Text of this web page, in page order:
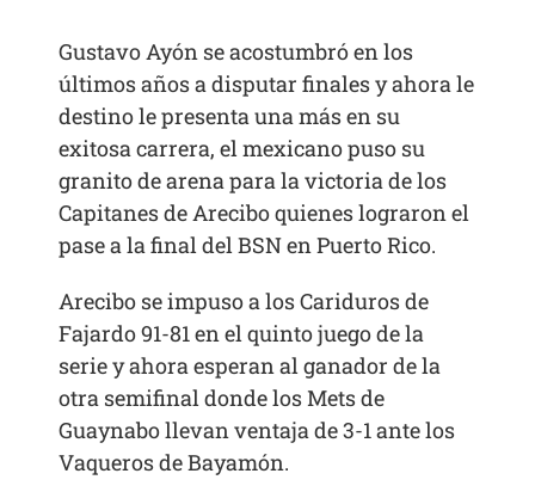
Gustavo Ayón se acostumbró en los
últimos años a disputar finales y ahora le
destino le presenta una más en su
exitosa carrera, el mexicano puso su
granito de arena para la victoria de los
Capitanes de Arecibo quienes lograron el
pase a la final del BSN en Puerto Rico.
Arecibo se impuso a los Cariduros de
Fajardo 91-81 en el quinto juego de la
serie y ahora esperan al ganador de la
otra semifinal donde los Mets de
Guaynabo llevan ventaja de 3-1 ante los
Vaqueros de Bayamón.